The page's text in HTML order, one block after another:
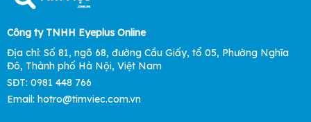
Công ty TNHH Eyeplus Online
Địa chỉ: Số 81, ngõ 68, đường Cầu Giấy, tổ 05, Phường Nghĩa
Đô, Thành phố Hà Nội, Việt Nam
SĐT: 0981 448 766
Email: hotro@timviec.com.vn